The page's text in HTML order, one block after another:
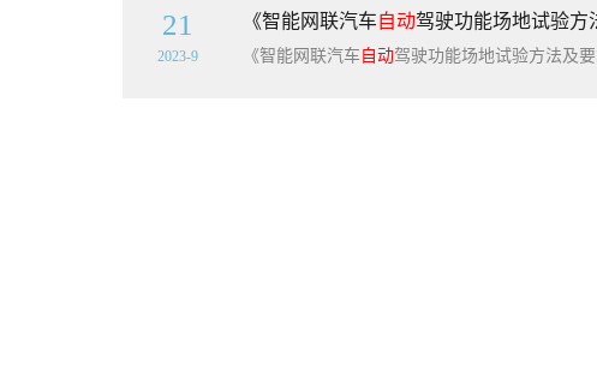
21
2023-9
《智能网联汽车自动驾驶功能场地试验方
《智能网联汽车自动驾驶功能场地试验方法及要求》（GB/T41798-